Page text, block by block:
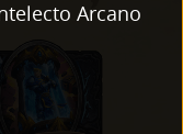
Arcano